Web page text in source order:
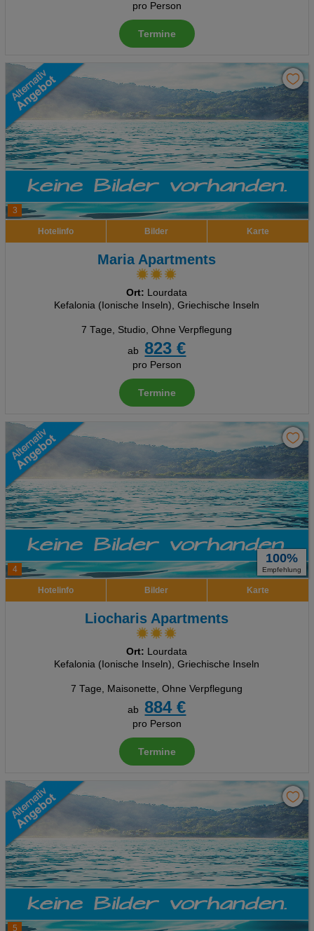
pro Person
Termine
3
Hotelinfo Bilder Karte
Maria Apartments
Ort: Lourdata
Kefalonia (Ionische Inseln), Griechische Inseln
7 Tage, Studio, Ohne Verpflegung
ab
823 €
pro Person
Termine
4
100%
Empfehlung
Hotelinfo Bilder Karte
Liocharis Apartments
Ort: Lourdata
Kefalonia (Ionische Inseln), Griechische Inseln
7 Tage, Maisonette, Ohne Verpflegung
ab
884 €
pro Person
Termine
5